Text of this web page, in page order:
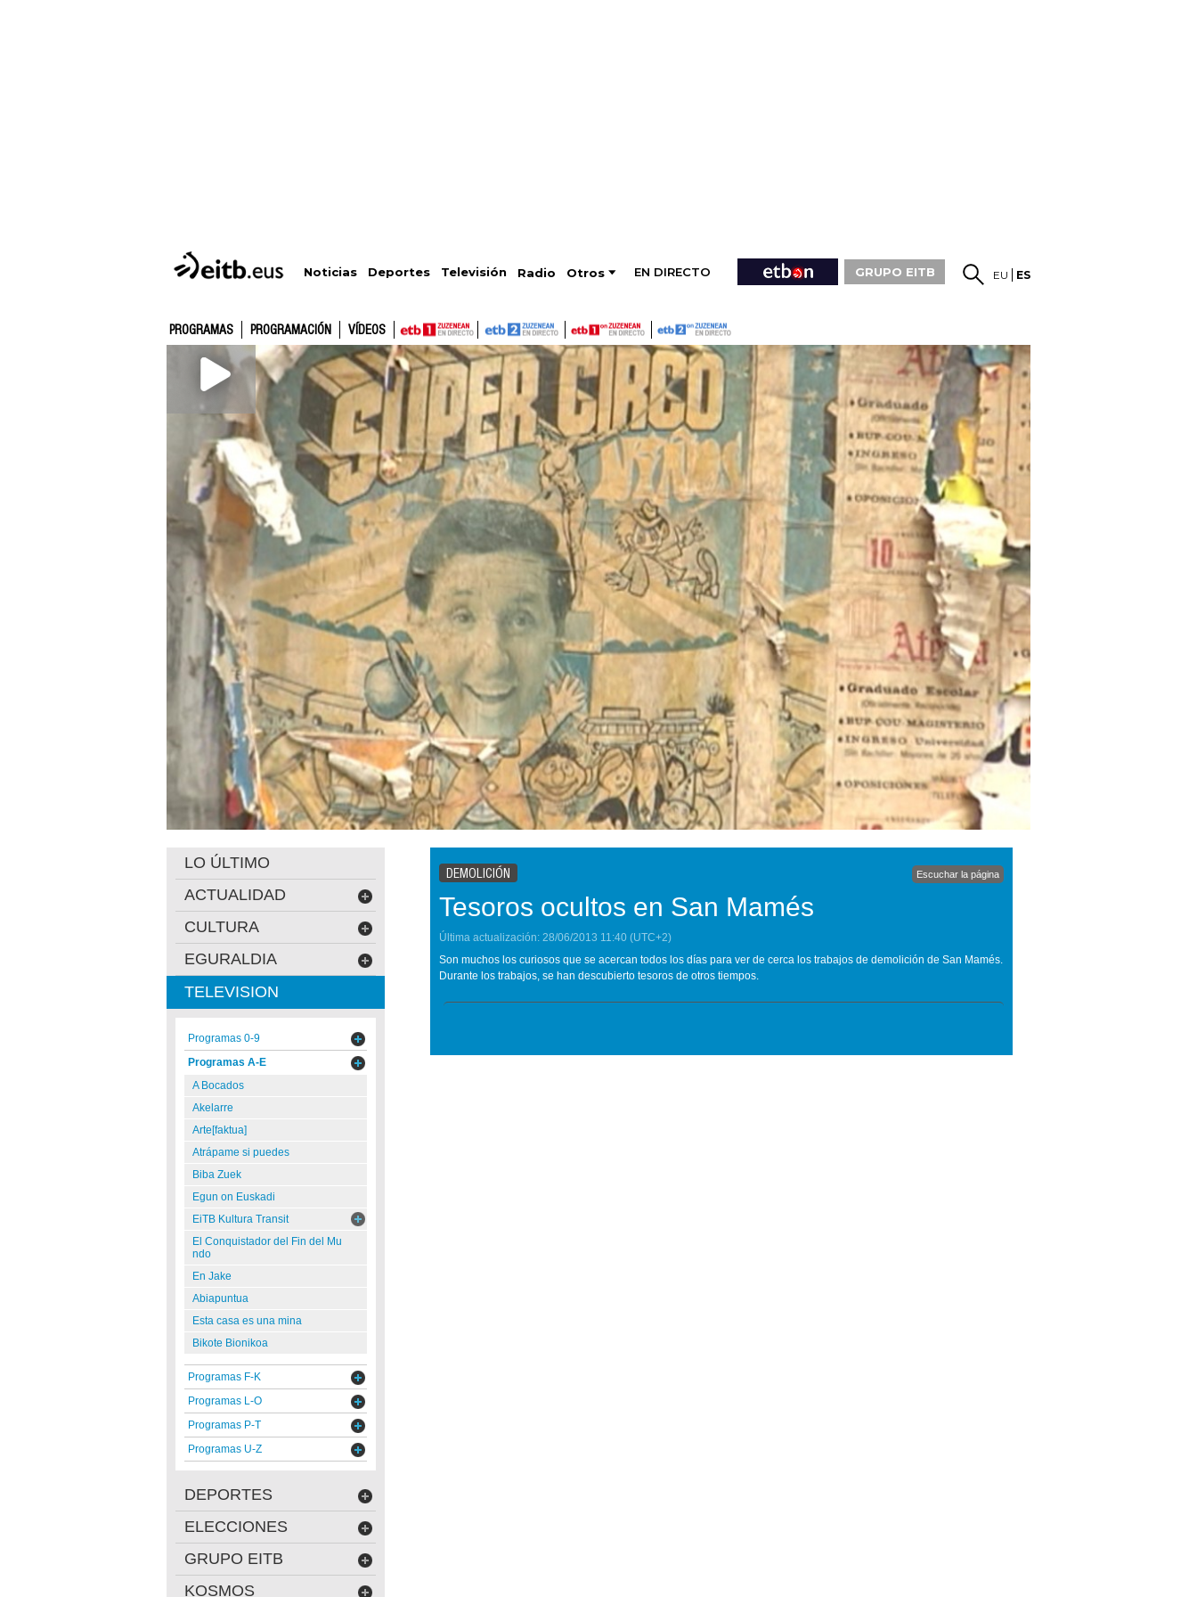
Noticias Deportes Televisión Radio Otros EN DIRECTO GRUPO EITB EU ES
PROGRAMAS PROGRAMACIÓN VÍDEOS
DEMOLICIÓN Escuchar la página
Tesoros ocultos en San Mamés
Última actualización: 28/06/2013 11:40 (UTC+2)
Son muchos los curiosos que se acercan todos los días para ver de cerca los trabajos de demolición de San Mamés.
Durante los trabajos, se han descubierto tesoros de otros tiempos.
LO ÚLTIMO
ACTUALIDAD
CULTURA
EGURALDIA
TELEVISION
Programas 0-9
Programas A-E
A Bocados
Akelarre
Arte[faktua]
Atrápame si puedes
Biba Zuek
Egun on Euskadi
EiTB Kultura Transit
El Conquistador del Fin del Mu
ndo
En Jake
Abiapuntua
Esta casa es una mina
Bikote Bionikoa
Programas F-K
Programas L-O
Programas P-T
Programas U-Z
DEPORTES
ELECCIONES
GRUPO EITB
KOSMOS